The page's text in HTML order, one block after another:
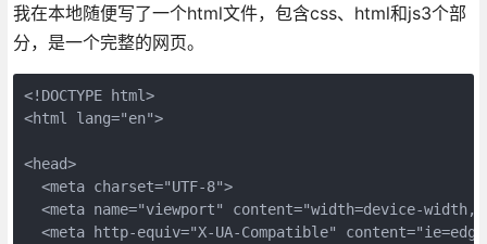
我在本地随便写了一个html文件，包含css、html和js3个部
分，是一个完整的网页。
<!DOCTYPE html>
<html lang="en">
<head>
  <meta charset="UTF-8">
<meta name="viewport" content="width=device-width,
<meta http-equiv="X-UA-Compatible"